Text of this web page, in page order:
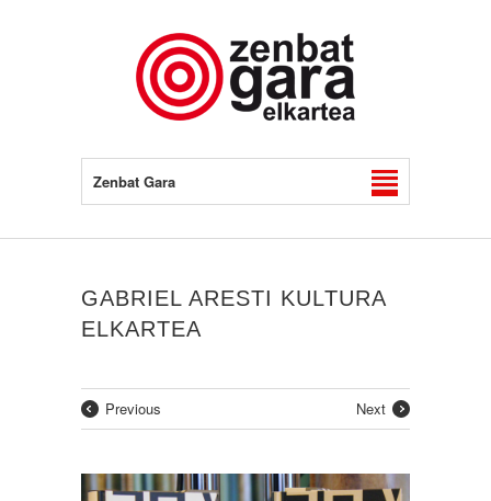
Zenbat Gara
GABRIEL ARESTI KULTURA
ELKARTEA
Next
Previous